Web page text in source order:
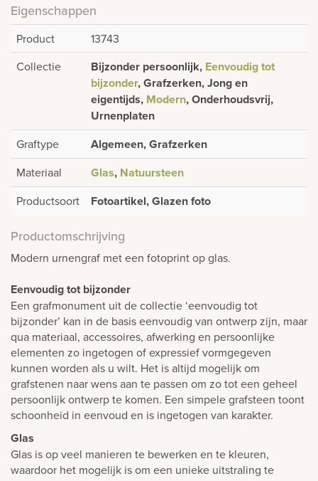
Eigenschappen
Product
13743
Collectie
Bijzonder persoonlijk, Eenvoudig tot
bijzonder, Grafzerken, Jong en
eigentijds, Modern, Onderhoudsvrij,
Urnenplaten
Graftype Algemeen, Grafzerken
Materiaal Glas, Natuursteen
Productsoort Fotoartikel, Glazen foto
Productomschrijving
Modern urnengraf met een fotoprint op glas.
Eenvoudig tot bijzonder
Een grafmonument uit de collectie ‘eenvoudig tot
bijzonder’ kan in de basis eenvoudig van ontwerp zijn, maar
qua materiaal, accessoires, afwerking en persoonlijke
elementen zo ingetogen of expressief vormgegeven
kunnen worden als u wilt. Het is altijd mogelijk om
grafstenen naar wens aan te passen om zo tot een geheel
persoonlijk ontwerp te komen. Een simpele grafsteen toont
schoonheid in eenvoud en is ingetogen van karakter.
Glas
Glas is op veel manieren te bewerken en te kleuren,
waardoor het mogelijk is om een unieke uitstraling te